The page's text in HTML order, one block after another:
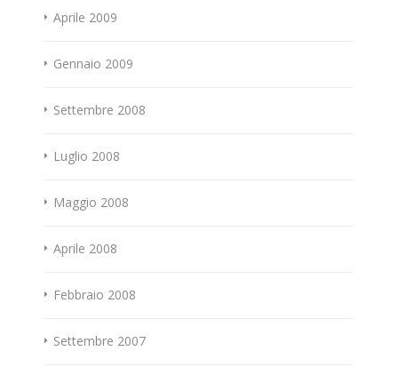
Aprile 2009
Gennaio 2009
Settembre 2008
Luglio 2008
Maggio 2008
Aprile 2008
Febbraio 2008
Settembre 2007